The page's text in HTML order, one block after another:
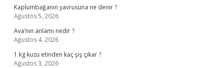
Kaplumbağanın yavrusuna ne denir ?
Ağustos 5, 2026
Ava’nın anlamı nedir ?
Ağustos 4, 2026
1 kg kuzu etinden kaç şiş çıkar ?
Ağustos 3, 2026